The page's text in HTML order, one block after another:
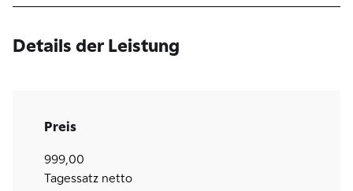
Details der Leistung
Preis
999,00
Tagessatz netto